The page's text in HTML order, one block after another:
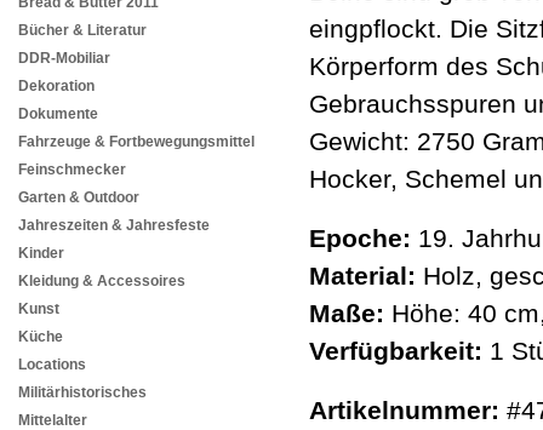
Bücher & Literatur
DDR-Mobiliar
Dekoration
Dokumente
Fahrzeuge & Fortbewegungsmittel
Feinschmecker
Garten & Outdoor
Jahreszeiten & Jahresfeste
Kinder
Kleidung & Accessoires
Kunst
Küche
Locations
Militärhistorisches
Mittelalter
eingpflockt. Die
Körperform des
Gebrauchsspuren
Gewicht: 2750
Hocker, Schemel
Epoche: 19.
Material: Holz,
Maße: Höhe: 40
Verfügbarkeit: 1
Artikelnummer: